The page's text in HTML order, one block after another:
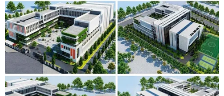
Kiên Giang: Cháy lớn ở 2 nhà dân và 11 tàu
đánh bắt hải sản
29/01/2022 03:19
Ngọn lửa bùng phát tại 2 căn nhà tạm thuộc Tổ 3, khu
phố Kiên Tân, thị trấn Kiên Lương, sau đó cháy lan sang